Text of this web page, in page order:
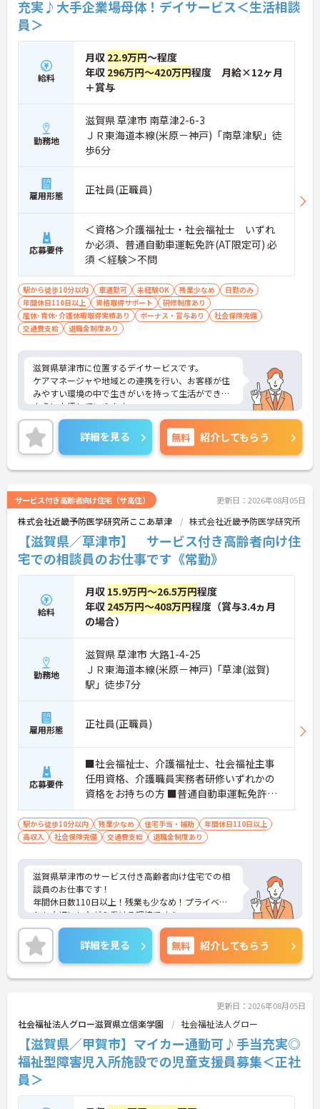
充実♪大手企業場母体！デイサービス＜生活相談
員＞
給料
月収 22.9万円～程度
年収 296万円～420万円程度 月給×12ヶ月
＋賞与
勤務地
滋賀県 草津市 南草津2-6-3
ＪＲ東海道本線(米原－神戸)「南草津駅」徒
歩6分
雇用形態 正社員(正職員)
応募要件
＜資格＞介護福祉士・社会福祉士 いずれ
か必須、普通自動車運転免許(AT限定可) 必
須 ＜経験＞不問
駅から徒歩10分以内 車通勤可 未経験OK 残業少なめ
日勤のみ
年間休日110日以上
資格取得サポート
研修制度あり
産休･育休･介護休暇取得実績あり
ボーナス・賞与あり
社会保険完備
交通費支給
退職金制度あり
滋賀県草津市に位置するデイサービスです。
ケアマネージャや地域との連携を行い、お客様が住
みやすい環境の中で生きがいを持って生活ができる
ように支援していきます。
大手企業ならではの研修制度・福利厚生もあり、安
心して長くお勤めいただけます。
ご興味のある方には、面接対策ポイントなど、さら
に詳細をお話しいたしますのでお気軽にご相談くだ
さい！
詳細を見る 無料 紹介してもらう
サービス付き高齢者向け住宅（サ高住） 更新日：2026年08月05日
株式会社近畿予防医学研究所ここあ草津 株式会社近畿予防医学研究所
【滋賀県／草津市】 サービス付き高齢者向け住
宅での相談員のお仕事です《常勤》
給料
月収 15.9万円～26.5万円程度
年収 245万円～408万円程度（賞与3.4ヵ月
の場合）
勤務地
滋賀県 草津市 大路1-4-25
ＪＲ東海道本線(米原－神戸)「草津(滋賀)
駅」徒歩7分
雇用形態 正社員(正職員)
応募要件
■社会福祉士、介護福祉士、社会福祉主事
任用資格、介護職員実務者研修いずれかの
資格をお持ちの方 ■普通自動車運転免許（A
T限定可） ■パソコンスキル（エクセル、
ワード等）
駅から徒歩10分以内 残業少なめ 住宅手当・補助
年間休日110日以上
高収入
社会保険完備 交通費支給 退職金制度あり
滋賀県草津市のサービス付き高齢者向け住宅での相
談員のお仕事です！
年間休日数110日以上！残業も少なめ！プライベー
トも大切にしながら働ける環境です！
ご興味ある方には、面接のポイントなど、さらに詳
細をお話致しますのでお気軽にご相談ください。
詳細を見る 無料 紹介してもらう
更新日：2026年08月05日
社会福祉法人グロー滋賀県立信楽学園 社会福祉法人グロー
【滋賀県／甲賀市】マイカー通勤可♪手当充実◎
福祉型障害児入所施設での児童支援員募集＜正社
員＞